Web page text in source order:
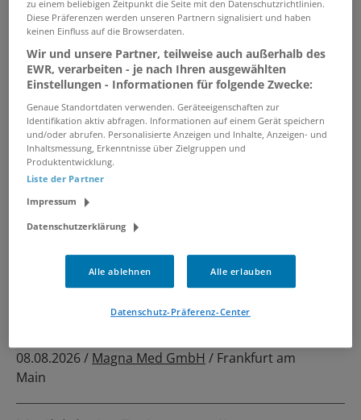
08.08.2026 /Privatpraxis Dr. med. C. Hönscheid
/ Königswinter
Medizinischer Fachangestellter
08.08.2026 /Innere Medizin Kardiologie
Arabellapark/ München-Bogenhausen
Labor Auftragserfassung (m/w/d)
08.08.2026 /MVZ Labor Schweinfurt GmbH
(m/w/d) - Gynäkologie &
08.08.2026 / Magna Med GmbH / Frankfurt am
Main
zu einem beliebigen Zeitpunkt die Seite mit den Datenschutzrichtlinien.
Diese Präferenzen werden unseren Partnern signalisiert und haben
keinen Einfluss auf die Browserdaten.
Wir und unsere Partner, teilweise auch außerhalb des
EWR, verarbeiten - je nach Ihren ausgewählten
Einstellungen - Informationen für folgende Zwecke:
Genaue Standortdaten verwenden. Geräteeigenschaften zur
Identifikation aktiv abfragen. Informationen auf einem Gerät speichern
und/oder abrufen. Personalisierte Anzeigen und Inhalte, Anzeigen- und
Inhaltsmessung, Erkenntnisse über Zielgruppen und
Produktentwicklung.
Liste der Partner
Impressum
Datenschutzerklärung
Alle ablehnen Alle erlauben
Datenschutz-Präferenz-Center